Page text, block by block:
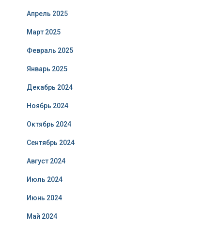
Апрель 2025
Март 2025
Февраль 2025
Январь 2025
Декабрь 2024
Ноябрь 2024
Октябрь 2024
Сентябрь 2024
Август 2024
Июль 2024
Июнь 2024
Май 2024